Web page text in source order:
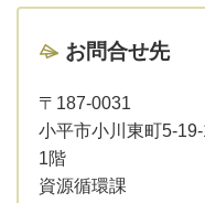
お問合せ先
〒187-0031
小平市小川東町5-
1階
資源循環課